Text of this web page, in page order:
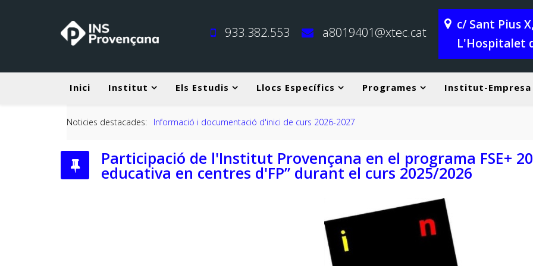
933.382.553 a8019401@xtec.cat
c/ Sant Pius
L'Hospitalet
Inici Institut Els Estudis Llocs Específics Programes Institut-Empresa
Noticies destacades:Informació i documentació d'inici de curs 2026-2027
Participació de l'Institut Provençana en el programa FSE+
educativa en centres d'FP” durant el curs 2025/2026